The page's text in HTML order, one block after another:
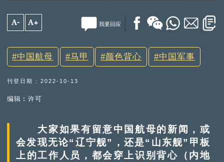
A- A+ 我要回应
中国航母 马甲 颜色背心 中国军事
刊登日期 : 2022-10-13
编辑︰许可
大家如果有留意中国航母的新闻，或
会发现无论“辽宁舰”，还是“山东舰”甲板
上的工作人员，都会穿上识别背心（内地